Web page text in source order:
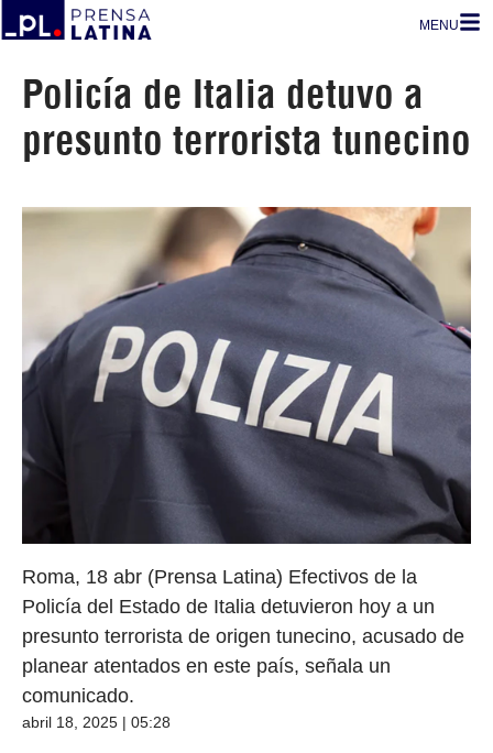
MENU
Policía de Italia detuvo a
presunto terrorista tunecino
Roma, 18 abr (Prensa Latina) Efectivos de la
Policía del Estado de Italia detuvieron hoy a un
presunto terrorista de origen tunecino, acusado de
planear atentados en este país, señala un
comunicado.
abril 18, 2025 | 05:28